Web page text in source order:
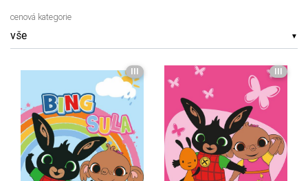
▼
cenová kategorie
III III